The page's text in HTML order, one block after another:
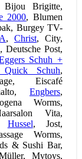
Bijou Brigitte,
2000, Blumen
Burgey TV-
, Christ, City,
Deutsche Post,
Schuh +
Schuh,
Eiscafé
Engbers,
Worms,
Vita,
Hussel, Jost,
Worms,
& Sushi Bar,
Mytoys,